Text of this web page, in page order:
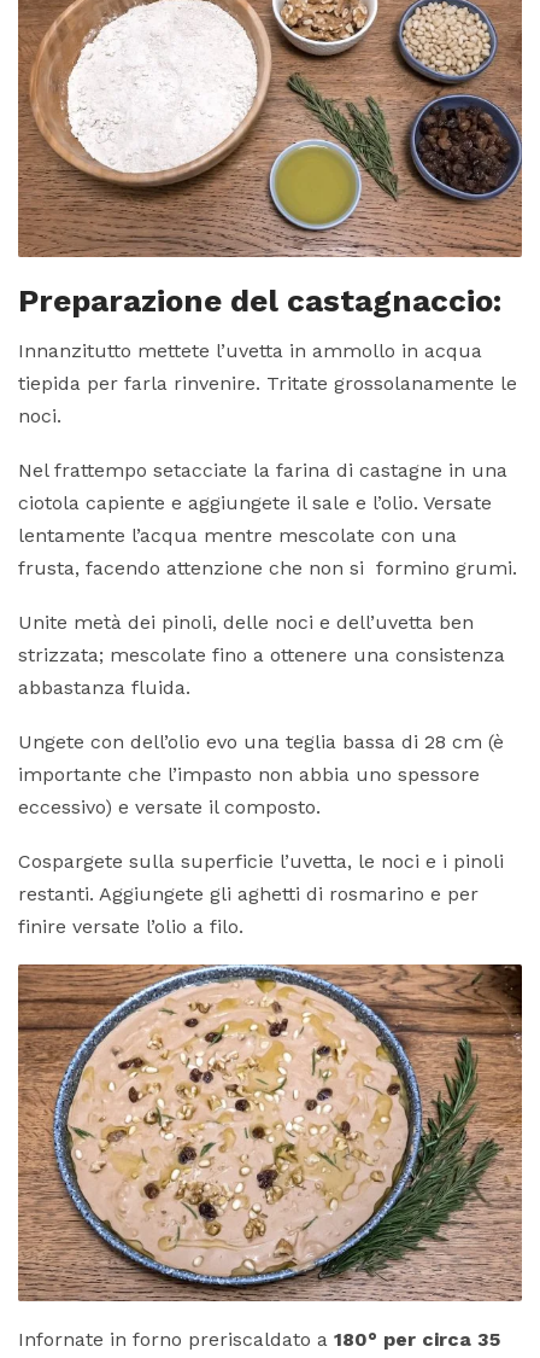
Preparazione del castagnaccio:
Innanzitutto mettete l’uvetta in ammollo in acqua
tiepida per farla rinvenire. Tritate grossolanamente le
noci.
Nel frattempo setacciate la farina di castagne in una
ciotola capiente e aggiungete il sale e l’olio. Versate
lentamente l’acqua mentre mescolate con una
frusta, facendo attenzione che non si formino grumi.
Unite metà dei pinoli, delle noci e dell’uvetta ben
strizzata; mescolate fino a ottenere una consistenza
abbastanza fluida.
Ungete con dell’olio evo una teglia bassa di 28 cm (è
importante che l’impasto non abbia uno spessore
eccessivo) e versate il composto.
Cospargete sulla superficie l’uvetta, le noci e i pinoli
restanti. Aggiungete gli aghetti di rosmarino e per
finire versate l’olio a filo.
Infornate in forno preriscaldato a 180° per circa 35